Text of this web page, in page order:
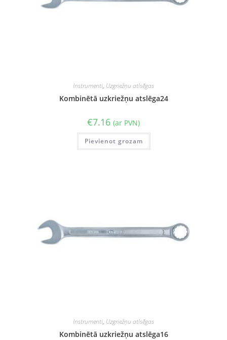
Instrumenti, Uzgriežņu atlsēgas
Kombinētā uzkriežņu atslēga24
€7.16 (ar PVN)
Pievienot grozam
Instrumenti, Uzgriežņu atlsēgas
Kombinētā uzkriežņu atslēga16